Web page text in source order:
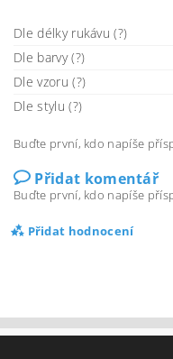
Dle délky rukávu (?)
Dle barvy (?)
Dle vzoru (?)
Dle stylu (?)
Buďte první, kdo napíše
Přidat komentář
Buďte první, kdo napíše
Přidat hodnocení